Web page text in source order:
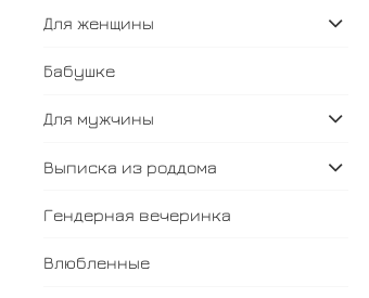
Для женщины
Бабушке
Для мужчины
Выписка из роддома
Гендерная вечеринка
Влюбленные